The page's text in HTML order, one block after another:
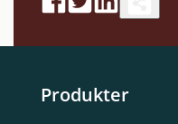
Produkter